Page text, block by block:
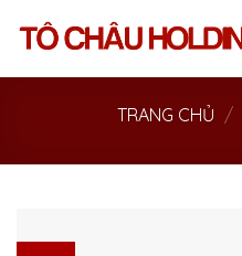
TRANG CHỦ /